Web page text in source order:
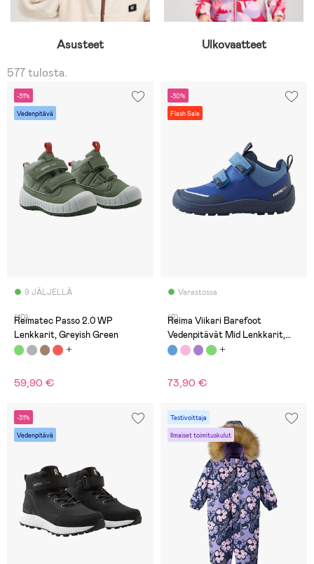
Asusteet
Ulkovaatteet
577 tulosta.
-31%
Vedenpitävä
9 JÄLJELLÄ
(10)
Reimatec Passo 2.0 WP
Lenkkarit, Greyish Green
59,90 €
-30%
Flash Sale
Varastossa
(2)
Reima Viikari Barefoot
Vedenpitävät Mid Lenkkarit,
Twilight Blukeet
73,90 €
-31%
Vedenpitävä
Testivoittaja
Ilmaiset toimituskulut